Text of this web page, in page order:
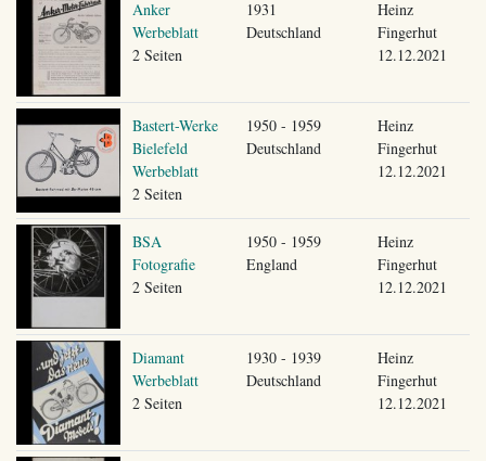
Anker
Werbeblatt
2 Seiten
1931
Deutschland
Heinz
Fingerhut
12.12.2021
Bastert-Werke
Bielefeld
Werbeblatt
2 Seiten
1950 - 1959
Deutschland
Heinz
Fingerhut
12.12.2021
BSA
Fotografie
2 Seiten
1950 - 1959
England
Heinz
Fingerhut
12.12.2021
Diamant
Werbeblatt
2 Seiten
1930 - 1939
Deutschland
Heinz
Fingerhut
12.12.2021